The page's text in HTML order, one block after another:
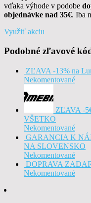
vďaka výhode v podobe
objednávke nad 35€. Iba
Využiť akciu
Podobné zľavové
ZĽAVA -13% na
Nekomentované
ZĽAVA -
VŠETKO
Nekomentované
GARANCIA K
NA SLOVENSKO
Nekomentované
DOPRAVA
Nekomentované